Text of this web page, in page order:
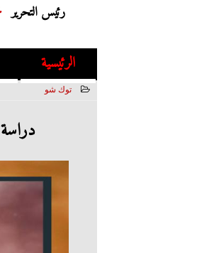
رئيس التحرير
الرئيسية
توك شو